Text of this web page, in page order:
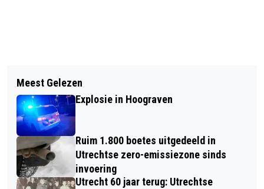
STUDENTEN IN ACTIE VOOR BEHOUD
AMELISWEERD
ZESTIG UTRECHTSE ORGANISATIES
DOEN MEE AAN UTRECHTSE AANPAK
EENZAAMHEID
Meest Gelezen
Explosie in Hoograven
Ruim 1.800 boetes uitgedeeld in
Utrechtse zero-emissiezone sinds
invoering
Utrecht 60 jaar terug: Utrechtse